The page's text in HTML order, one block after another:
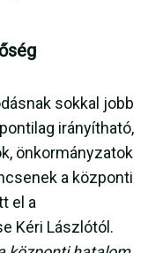
sokkal jobb
irányítható,
önkormányzatok
a központi
el a
Kéri Lászlótól.